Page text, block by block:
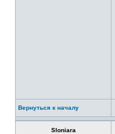
Вернуться к началу
Sloniara